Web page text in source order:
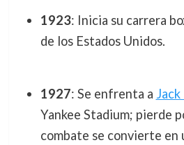
1923: Inicia su carrera
de los Estados Unidos.
1927: Se enfrenta a
Yankee Stadium; pierde
combate se convierte